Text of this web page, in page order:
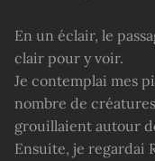
En un éclair, le
clair pour y voir.
Je contemplai mes
nombre de
grouillaient autour
Ensuite, je regardai